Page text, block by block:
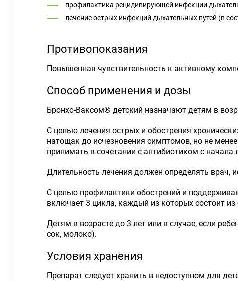
профилактика рецидивирующей инфекции
лечение острых инфекций дыхательных путей (в
Противопоказания
Повышенная чувствительность к активному
Способ применения и дозы
Бронхо-Ваксом® детский назначают детям в
С целью лечения острых и обострения
натощак до исчезновения симптомов, но не
принимать в сочетании с антибиотиком с начала
Длительность лечения должен определять врач,
С целью профилактики обострений и
включает 3 цикла, каждый из которых состоит
Детям в возрасте до 3 лет или в случае, если
сок, молоко).
Условия хранения
Препарат следует хранить в недоступном для